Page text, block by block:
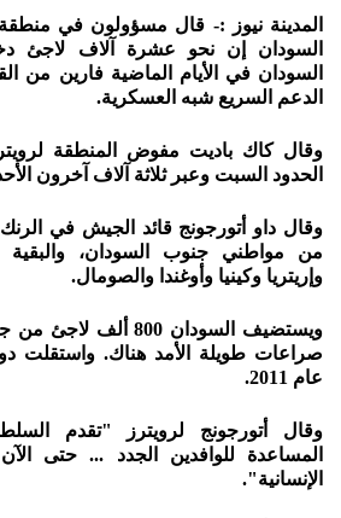
المدينة نيوز :- قال مسؤولون في
السودان إن نحو عشرة آلاف لاجئ
السودان في الأيام الماضية فارين من
الدعم السريع شبه العسكرية.
الحدود السبت وعبر ثلاثة آلاف آخرون
وقال داو أتورجونج قائد الجيش في الرنك
من مواطني جنوب السودان،
وإريتريا وكينيا وأوغندا والصومال.
ويستضيف السودان 800
صراعات طويلة الأمد هناك. واستقلت
عام 2011.
وقال أتورجونج لرويترز "تقدم
المساعدة للوافدين الجدد ... حتى
الإنسانية".